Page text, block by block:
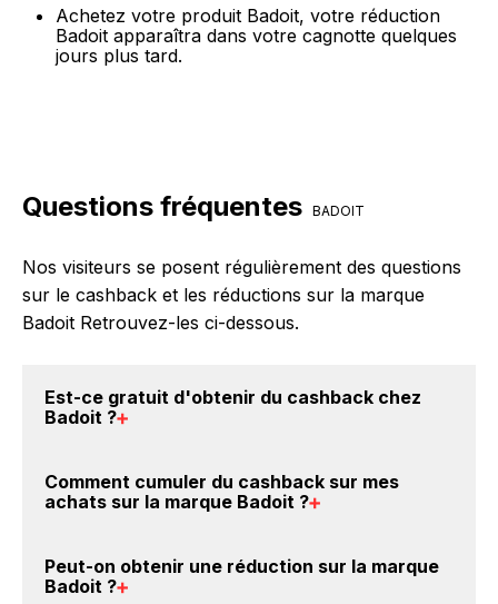
Achetez votre produit Badoit, votre réduction
Badoit apparaîtra dans votre cagnotte quelques
jours plus tard.
Questions fréquentes BADOIT
Nos visiteurs se posent régulièrement des questions
sur le cashback et les réductions sur la marque
Badoit Retrouvez-les ci-dessous.
Est-ce gratuit d'obtenir du cashback chez
Badoit ?
compte gratuitement pour cumuler vos réductions
cashback sur vos achats sur la marque Badoit. Oui,
Comment cumuler du cashback sur mes
achats sur la marque Badoit ?
Badoit : Créez votre compte sur BackBackBack et
Peut-on obtenir une réduction sur la marque
Badoit ?